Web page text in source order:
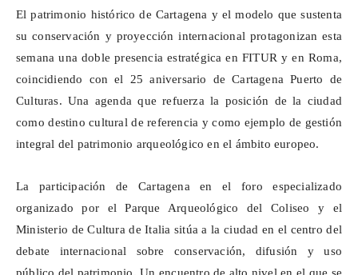
El patrimonio histórico de Cartagena y el modelo que sustenta
su conservación y proyección internacional protagonizan esta
semana una doble presencia estratégica en FITUR y en Roma,
coincidiendo con el 25 aniversario de Cartagena Puerto de
Culturas. Una agenda que refuerza la posición de la ciudad
como destino cultural de referencia y como ejemplo de gestión
integral del patrimonio arqueológico en el ámbito europeo.
La participación de Cartagena en el foro especializado
organizado por el Parque Arqueológico del Coliseo y el
Ministerio de Cultura de Italia sitúa a la ciudad en el centro del
debate internacional sobre conservación, difusión y uso